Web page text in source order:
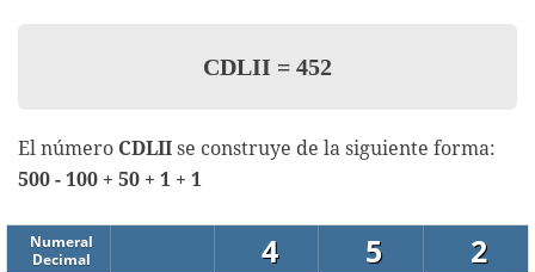
CDLII = 452
El número CDLII se construye de la siguiente forma:
500 - 100 + 50 + 1 + 1
Numeral
Decimal
4 5 2